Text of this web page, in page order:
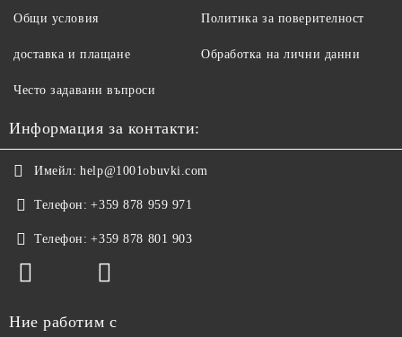
Общи условия
доставка и плащане
Политика за поверителност
Обработка на лични данни
Често задавани въпроси
Информация за контакти:
Имейл: help@1001obuvki.com
Телефон: +359 878 959 971
Телефон: +359 878 801 903
Ние работим с